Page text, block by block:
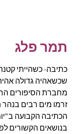
תמר פלג
כתיבה- כשהייתי
שכשאהיה גדולה
מחברת הסיפורים
זרמו מים רבים
הכתיבה הקבועה
בנושאים הקשורים